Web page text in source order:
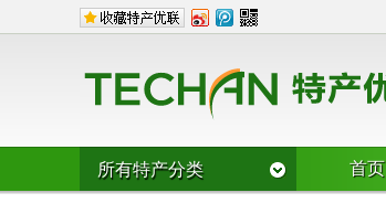
所有特产分类 首页